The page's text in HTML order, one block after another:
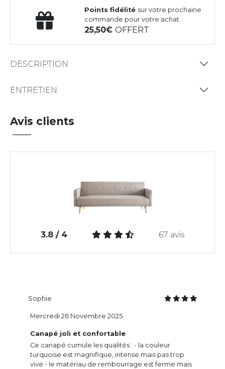
Points fidélité sur votre prochaine
commande pour votre achat
25,50OFFERT
DESCRIPTION
ENTRETIEN
Avis clients
3.8 / 4 67 avis
Sophie
Canapé joli et confortable
Ce canapé cumule les qualités : - la couleur
turquoise est magnifique, intense mais pas trop
vive - le matériau de rembourrage est ferme mais
Mercredi 26 Novembre 2025